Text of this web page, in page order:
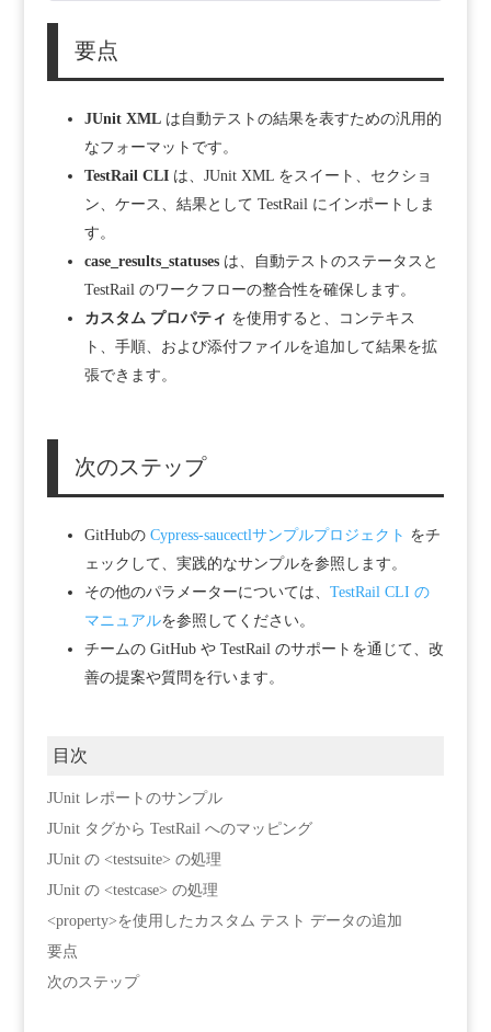
要点
JUnit XML は自動テストの結果を表すための汎用的
なフォーマットです。
TestRail CLI は、JUnit XML をスイート、セクショ
ン、ケース、結果として TestRail にインポートしま
す。
case_results_statuses は、自動テストのステータスと
TestRail のワークフローの整合性を確保します。
カスタム プロパティ を使用すると、コンテキス
ト、手順、および添付ファイルを追加して結果を拡
張できます。
次のステップ
GitHubの Cypress-saucectlサンプルプロジェクト をチ
ェックして、実践的なサンプルを参照します。
その他のパラメーターについては、 TestRail CLI の
マニュアルを参照してください。
チームの GitHub や TestRail のサポートを通じて、改
善の提案や質問を行います。
目次
JUnit レポートのサンプル
JUnit タグから TestRail へのマッピング
JUnit の <testsuite> の処理
JUnit の <testcase> の処理
<property>を使用したカスタム テスト データの追加
要点
次のステップ